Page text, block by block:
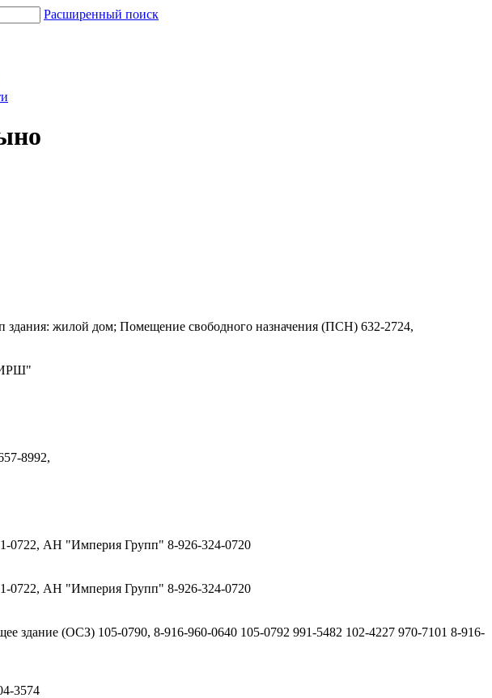
Расширенный поиск
здания: жилой дом; Помещение свободного назначения (ПСН) 632-2724,
8992,
0722, АН "Империя Групп" 8-926-324-0720
0722, АН "Империя Групп" 8-926-324-0720
здание (OCЗ) 105-0790, 8-916-960-0640 105-0792 991-5482 102-4227 970-7101 8-916-
3574